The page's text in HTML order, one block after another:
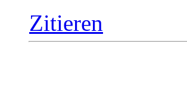
Zitieren